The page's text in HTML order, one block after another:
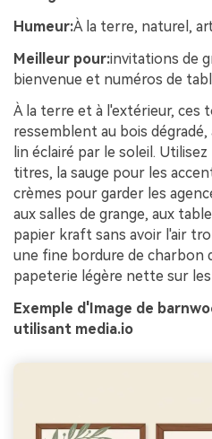
Humeur:À la terre, naturel,
Meilleur pour:invitations de
bienvenue et numéros de
À la terre et à l'extérieur, ces
ressemblent au bois
lin éclairé par le soleil.
titres, la sauge pour les
crèmes pour garder les
aux salles de grange, aux
papier kraft sans avoir l'air
une fine bordure de charbon
papeterie légère nette sur
Exemple d'Image de
utilisant media.io